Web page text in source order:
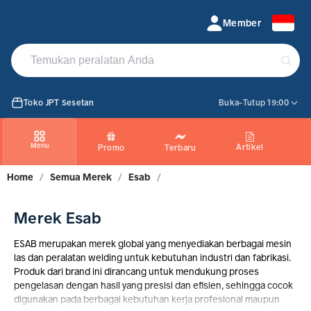
Member
Toko JPT Sesetan Buka-Tutup 19:00
Menu Promo Terbaru Artikel
Home / Semua Merek / Esab /
Merek Esab
ESAB merupakan merek global yang menyediakan berbagai mesin
las dan peralatan welding untuk kebutuhan industri dan fabrikasi.
Produk dari brand ini dirancang untuk mendukung proses
pengelasan dengan hasil yang presisi dan efisien, sehingga cocok
digunakan pada berbagai kebutuhan kerja profesional maupun